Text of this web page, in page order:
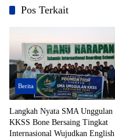
Pos Terkait
Berita
Langkah Nyata SMA Unggulan
KKSS Bone Bersaing Tingkat
Internasional Wujudkan English